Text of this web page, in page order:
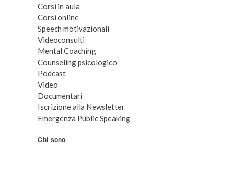
Corsi in aula
Corsi online
Speech motivazionali
Videoconsulti
Mental Coaching
Counseling psicologico
Podcast
Video
Documentari
Iscrizione alla Newsletter
Emergenza Public Speaking
Chi sono